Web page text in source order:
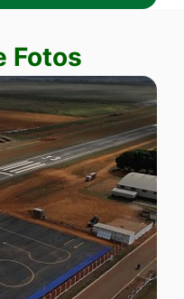
Fotos